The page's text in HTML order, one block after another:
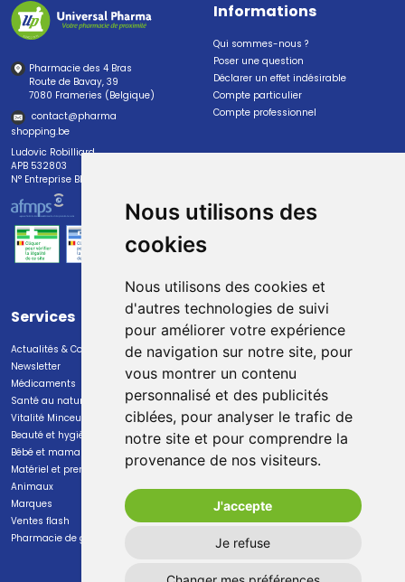
Nous utilisons des
cookies
Nous utilisons des cookies et
d'autres technologies de suivi
pour améliorer votre expérience
de navigation sur notre site, pour
vous montrer un contenu
personnalisé et des publicités
ciblées, pour analyser le trafic de
notre site et pour comprendre la
provenance de nos visiteurs.
J'accepte
Je refuse
Pharmacie des 4 Bras
Route de Bavay, 39
7080 Frameries (Belgique)
contact@pharma
shopping.be
Ludovic Robilliard
APB 532803
N° Entreprise BE0447.382.113
Informations
Qui sommes-nous ?
Poser une question
Déclarer un effet indésirable
Compte particulier
Compte professionnel
Services
Actualités & Conseils
Newsletter
Médicaments
Santé au naturel
Vitalité Minceur Nutrition
Beauté et hygiène
Bébé et maman
Matériel et premiers soins
Animaux
Marques
Ventes flash
Pharmacie de garde
Paiement
Paiement sécurisé
Livraison
Livraison dans un Point Relais